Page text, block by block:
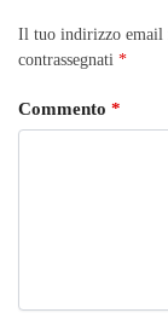
Il tuo indirizzo email
contrassegnati *
Commento *